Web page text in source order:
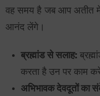
वह समय है जब आप अतीत
आनंद लेंगे।
ब्रह्मांड से सलाह:
करता है उन पर काम
अभिभावक देवदूतों का